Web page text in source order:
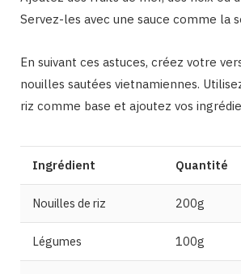
Servez-les avec une sauce comme la
En suivant ces astuces, créez votre
nouilles sautées vietnamiennes.
riz comme base et ajoutez vos
Ingrédient Quantité
Nouilles de riz 200g
Légumes 100g